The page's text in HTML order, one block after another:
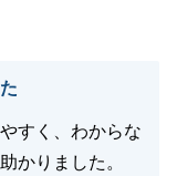
すく、わからな
かりました。